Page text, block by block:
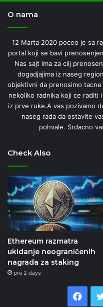
O nama
12 Marta 2020 poceo je sa
portal koji se bavi
Nas sajt ima za cilj
dogadjajima iz naseg
objektivni da prenosimo
nekoliko radnika koji ce raditi
iz prve ruke.A vas pozivamo
naseg rada da ostavite
pohvale. Srdacno
Check Also
Ethereum razmatra
ukidanje neograničenih
nagrada za staking
pre 2 days